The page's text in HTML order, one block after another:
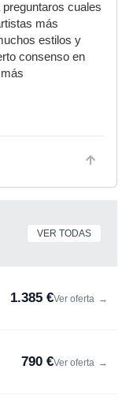
cuales
más
estilos y
consenso en
VER TODAS
1.385 €Ver oferta →
790 €Ver oferta →